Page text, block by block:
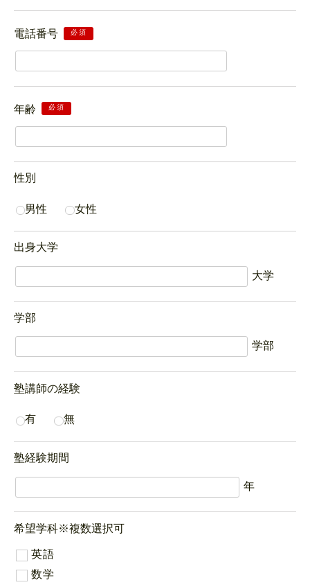
電話番号 必須
年齢 必須
性別
男性 女性
出身大学
大学
学部
学部
塾講師の経験
有 無
塾経験期間
年
希望学科※複数選択可
英語
数学